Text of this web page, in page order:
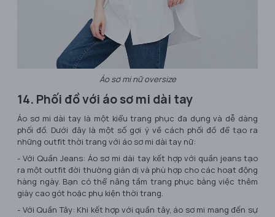
Áo sơ mi nữ oversize
14. Phối đồ với áo sơ mi dài tay
Áo sơ mi dài tay là một kiểu trang phục đa dụng và dễ dàng
phối đồ. Dưới đây là một số gợi ý về cách phối đồ để tạo ra
những outfit thời trang với áo sơ mi dài tay nữ:
- Với Quần Jeans: Áo sơ mi dài tay kết hợp với quần jeans tạo
ra một outfit đời thường giản dị và phù hợp cho các hoạt động
hàng ngày. Bạn có thể nâng tầm trang phục bằng việc thêm
giày cao gót hoặc phụ kiện thời trang.
- Với Quần Tây: Khi kết hợp với quần tây, áo sơ mi mang đến sự